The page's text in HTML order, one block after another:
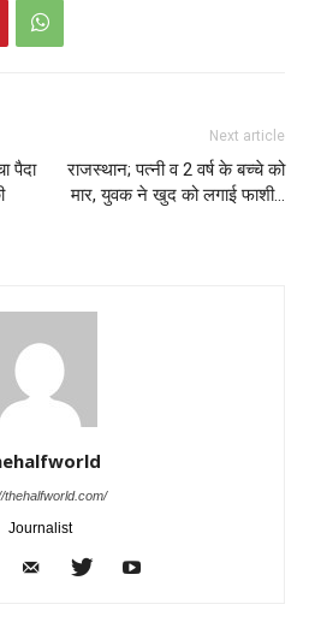
पैदा
Next article
राजस्थान; पत्नी व 2 वर्ष के बच्चे को
मार, युवक ने खुद को लगाई फाशी…
thehalfworld.com/
Journalist